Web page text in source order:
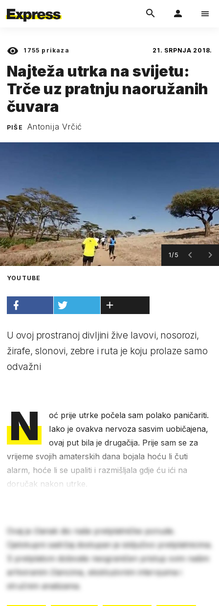
1755 prikaza 21. SRPNJA 2018.
Najteža utrka na svijetu:
Trče uz pratnju naoružanih
čuvara
PIŠE Antonija Vrčić
1/5
YOUTUBE
U ovoj prostranoj divljini žive lavovi, nosorozi,
žirafe, slonovi, zebre i ruta je koju prolaze samo
odvažni
N
oć prije utrke počela sam polako paničariti.
Iako je ovakva nervoza sasvim uobičajena,
ovaj put bila je drugačija. Prije sam se za
vrijeme svojih amaterskih dana bojala hoću li čuti
alarm, hoće li se upaliti i razmišljala gdje ću ići na
doručak nakon utrke.
Ovaj je članak dio naše pretplatničke ponude.
Cjelokupni sadržaj dostupan je isključivo pretplatnicima.
S pretplatom dobivate neograničen pristup svim našim
arhiviranim člancima, ekskluzivnim intervjuima i
stručnim analizama.